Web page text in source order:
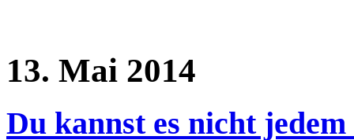
13. Mai 2014
Du kannst es nicht